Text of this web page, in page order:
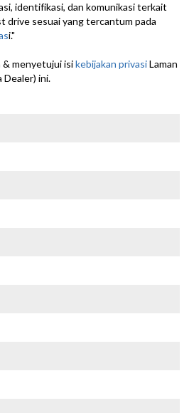
identifikasi, dan komunikasi terkait
drive sesuai yang tercantum pada
i."
& menyetujui isikebijakan privasiLaman
Dealer) ini.